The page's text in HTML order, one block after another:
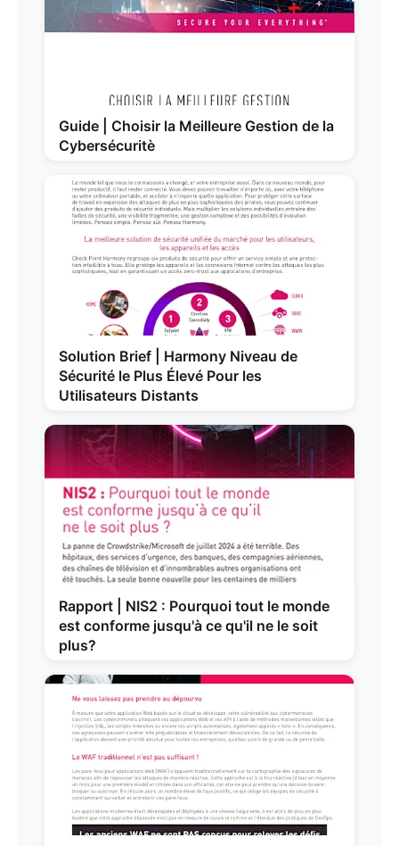
Guide | Choisir la Meilleure Gestion de la
Cybersécuritè
Solution Brief | Harmony Niveau de
Sécurité le Plus Élevé Pour les
Utilisateurs Distants
Rapport | NIS2 : Pourquoi tout le monde
est conforme jusqu'à ce qu'il ne le soit
plus?